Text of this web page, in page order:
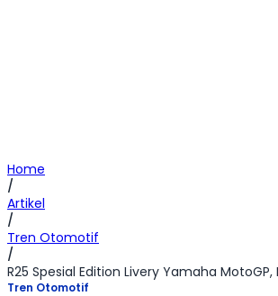
Home
/
Artikel
/
Tren Otomotif
/
Tren Otomotif